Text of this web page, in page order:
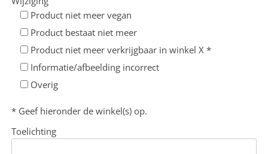
Product niet meer vegan
Product bestaat niet meer
Product niet meer verkrijgbaar in winkel X *
Informatie/afbeelding incorrect
Overig
* Geef hieronder de winkel(s) op.
Toelichting